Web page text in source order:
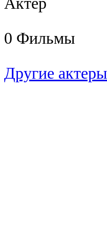
0 Фильмы
Другие актеры